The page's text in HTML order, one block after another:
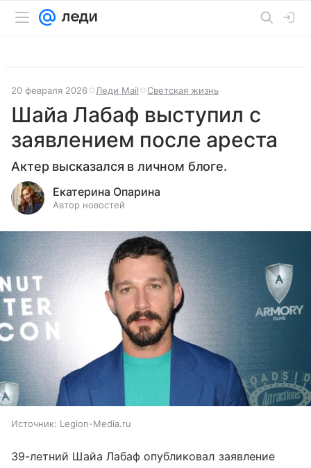
20 февраля 2026 Леди Mail Светская жизнь
Шайа Лабаф выступил с
заявлением после ареста
Актер высказался в личном блоге.
Екатерина Опарина
Автор новостей
Источник: Legion-Media.ru
39-летний Шайа Лабаф опубликовал заявление